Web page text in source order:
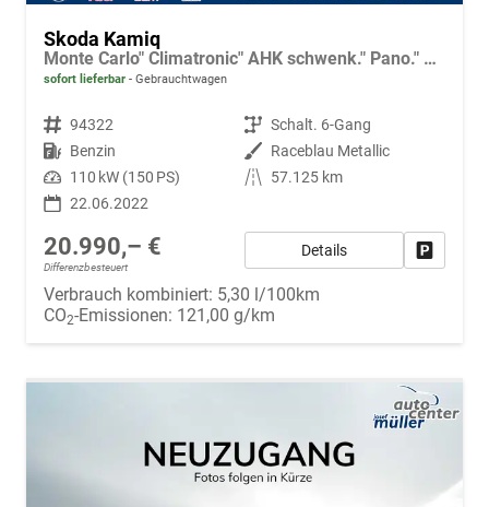
Skoda Kamiq
Monte Carlo" Climatronic" AHK schwenk." Pano." LED" Tempo.+ACC" PDC v.+h.+Kamera
sofort lieferbar Gebrauchtwagen
Fahrzeugnr. 94322 Getriebe Schalt. 6-Gang
Kraftstoff Benzin Außenfarbe Raceblau Metallic
Leistung 110 kW (150 PS) Kilometerstand
57.125 km
22.06.2022
20.990,– €
Differenzbesteuert
Details
Verbrauch kombiniert: 5,30 l/100km
CO2-Emissionen: 121,00 g/km